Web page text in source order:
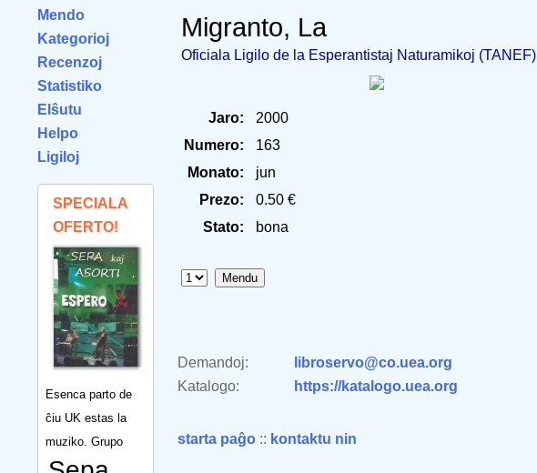
Mendo
Kategorioj
Recenzoj
Statistiko
Elŝutu
Helpo
Ligiloj
SPECIALA
OFERTO!
Esenca parto de
ĉiu UK estas la
muziko. Grupo
Migranto, La
Oficiala Ligilo de la Esperantistaj Naturamikoj (TANEF)
Jaro:
2000
Numero:
163
Monato:
jun
Prezo:
0.50 €
Stato:
bona
Demandoj:
libroservo@co.uea.org
Katalogo:
https://katalogo.uea.org
starta paĝo :: kontaktu nin